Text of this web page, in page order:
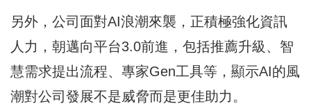
另外，公司面對AI浪潮來襲，正積極強化資訊
人力，朝邁向平台3.0前進，包括推薦升級、智
慧需求提出流程、專家Gen工具等，顯示AI的風
潮對公司發展不是威脅而是更佳助力。